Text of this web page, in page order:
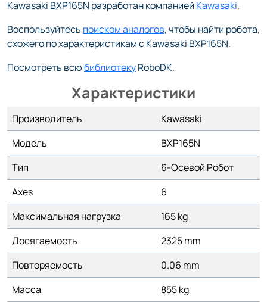
Kawasaki BXP165N разработан компанией Kawasaki.
Воспользуйтесь поиском аналогов, чтобы найти робота,
схожего по характеристикам с Kawasaki BXP165N.
Посмотреть всюбиблиотекуRoboDK.
Характеристики
Производитель
Kawasaki
Модель
BXP165N
Тип
6-Осевой Робот
Axes
6
Максимальная нагрузка
165 kg
Досягаемость
2325 mm
Повторяемость
0.06 mm
Масса
855 kg